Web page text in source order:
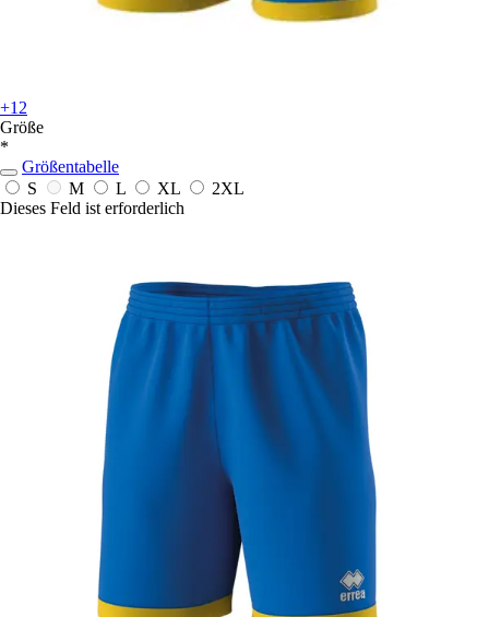
+12
Größe
*
Größentabelle
S
M L XL
2XL
Dieses Feld ist erforderlich